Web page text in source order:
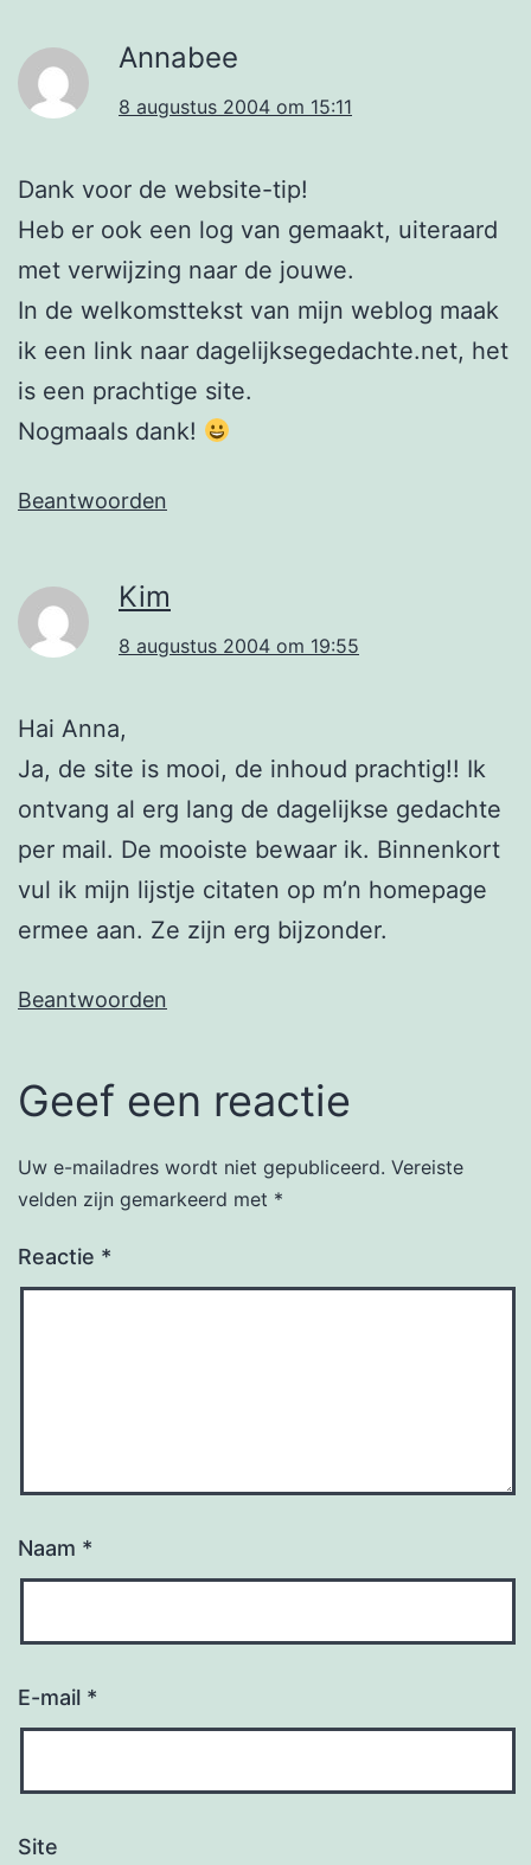
Annabee
8 augustus 2004 om 15:11
Dank voor de website-tip!
Heb er ook een log van gemaakt, uiteraard
met verwijzing naar de jouwe.
In de welkomsttekst van mijn weblog maak
ik een link naar dagelijksegedachte.net, het
is een prachtige site.
Nogmaals dank!
Beantwoorden
Kim
8 augustus 2004 om 19:55
Hai Anna,
Ja, de site is mooi, de inhoud prachtig!! Ik
ontvang al erg lang de dagelijkse gedachte
per mail. De mooiste bewaar ik. Binnenkort
vul ik mijn lijstje citaten op m’n homepage
ermee aan. Ze zijn erg bijzonder.
Beantwoorden
Geef een reactie
Uw e-mailadres wordt niet gepubliceerd. Vereiste
velden zijn gemarkeerd met *
Reactie *
Naam *
E-mail *
Site